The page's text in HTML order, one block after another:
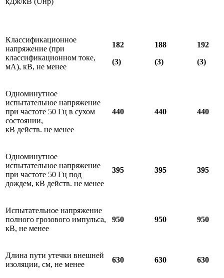
Классификационное
напряжение (при
классификационном токе,
мА), кВ, не менее
182
(3)
188
(3)
192
(3)
Одноминутное
испытательное напряжение
при частоте 50 Гц в сухом
состоянии,
кВ действ. не менее
440 440 440
Одноминутное
испытательное напряжение
при частоте 50 Гц под
дождем, кВ действ. не менее
395 395 395
Испытательное напряжение
полного грозового импульса,
кВ, не менее
950 950 950
Длина пути утечки внешней
изоляции, см, не менее
630 630 630